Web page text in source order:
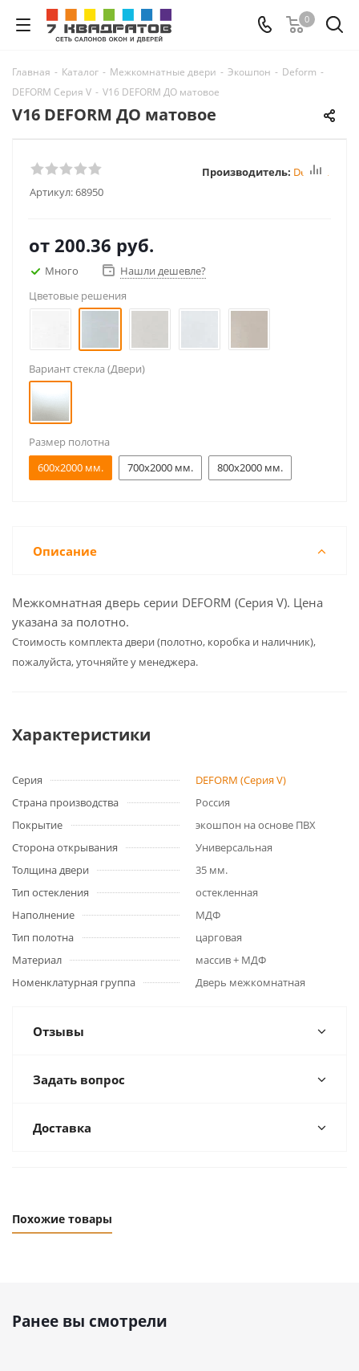
0
Главная - Каталог - Межкомнатные двери - Экошпон - Deform -
DEFORM Серия V - V16 DEFORM ДО матовое
V16 DEFORM ДО матовое
Артикул:68950
Производитель: Deform
от 200.36 руб.
Много
Нашли дешевле?
Цветовые решения
Вариант стекла (Двери)
Размер полотна
600x2000 мм.
700x2000 мм. 800x2000 мм.
Описание
Межкомнатная дверь серии DEFORM (Серия V). Цена
указана за полотно.
Cтоимость комплекта двери (полотно, коробка и наличник),
пожалуйста, уточняйте у менеджера.
Характеристики
Серия
DEFORM (Серия V)
Страна производства
Россия
Покрытие
экошпон на основе ПВХ
Сторона открывания
Универсальная
Толщина двери
35 мм.
Тип остекления
остекленная
Наполнение
МДФ
Тип полотна
царговая
Материал
массив + МДФ
Номенклатурная группа
Дверь межкомнатная
Отзывы
Задать вопрос
Доставка
Похожие товары
Ранее вы смотрели